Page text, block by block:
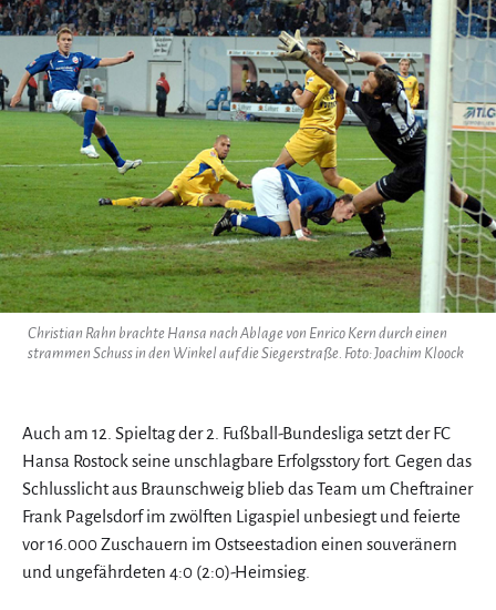
Christian Rahn brachte Hansa nach Ablage von Enrico Kern durch einen
strammen Schuss in den Winkel auf die Siegerstraße. Foto: Joachim Kloock
Auch am 12. Spieltag der 2. Fußball-Bundesliga setzt der FC
Hansa Rostock seine unschlagbare Erfolgsstory fort. Gegen das
Schlusslicht aus Braunschweig blieb das Team um Cheftrainer
Frank Pagelsdorf im zwölften Ligaspiel unbesiegt und feierte
vor 16.000 Zuschauern im Ostseestadion einen souveränern
und ungefährdeten 4:0 (2:0)-Heimsieg.